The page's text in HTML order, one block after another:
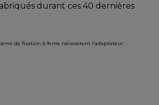
durant ces 40 dernières
de fixation à fente nécessitent l’adaptateur